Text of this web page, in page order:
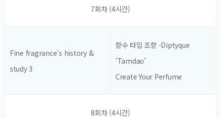
7회차 (4시간)
Fine fragrance's history &
study 3
향수 타입 조향 -Diptyque
'Tamdao'
Create Your Perfume
8회차 (4시간)